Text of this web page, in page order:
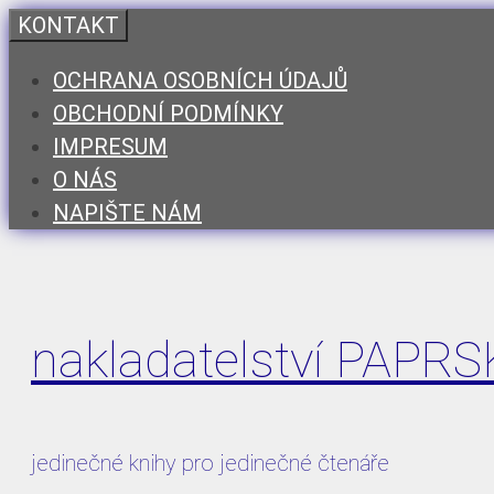
Přeskočit
obsah
KONTAKT
OCHRANA OSOBNÍCH ÚDAJŮ
OBCHODNÍ PODMÍNKY
IMPRESUM
O NÁS
NAPIŠTE NÁM
nakladatelství
jedinečné knihy pro jedinečné čtenáře